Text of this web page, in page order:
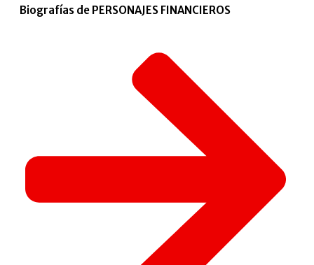
Biografías de PERSONAJES FINANCIEROS